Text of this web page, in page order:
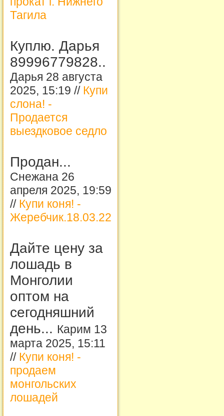
Тагила
Куплю. Дарья
89996779828..
Дарья 28 августа
2025, 15:19 // Купи
слона! -
Продается
выездковое седло
Продан...
Снежана 26
апреля 2025, 19:59
// Купи коня! -
Жеребчик.18.03.22
Дайте цену за
лошадь в
Монголии
оптом на
сегодняшний
день... Карим 13
марта 2025, 15:11
// Купи коня! -
продаем
монгольских
лошадей